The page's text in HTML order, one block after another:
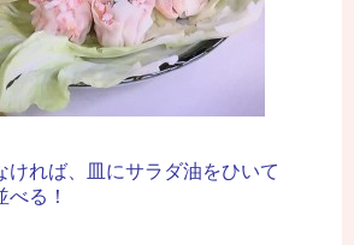
れば、皿にサラダ油をひいて
べる！